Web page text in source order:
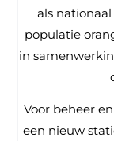
als
populatie
in
Voor beheer
een nieuw